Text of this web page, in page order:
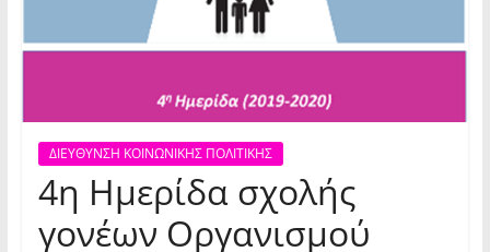
ΔΙΕΥΘΥΝΣΗ ΚΟΙΝΩΝΙΚΗΣ ΠΟΛΙΤΙΚΗΣ
4η Ημερίδα σχολής
γονέων Οργανισμού